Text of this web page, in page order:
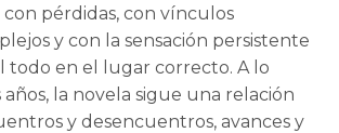
pérdidas, con vínculos
y con la sensación persistente
todo en el lugar correcto. A lo
años, la novela sigue una relación
y desencuentros, avances y